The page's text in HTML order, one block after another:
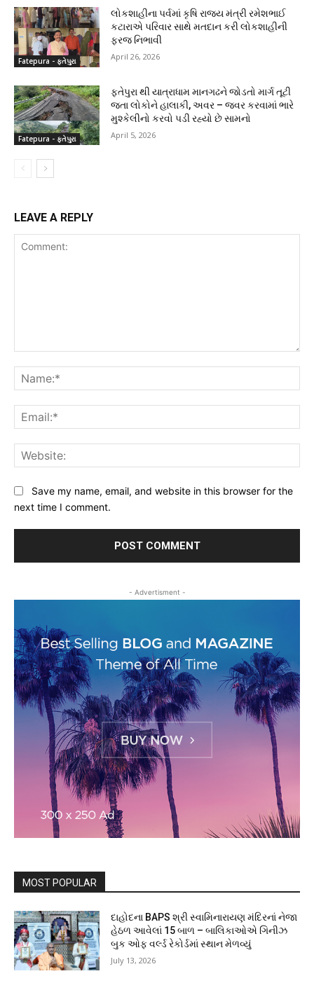
Fatepura - ફતેપુરા
લોકશાહીના પર્વમાં કૃષિ રાજ્ય મંત્રી રમેશભાઈ
કટારાએ પરિવાર સાથે મતદાન કરી લોકશાહીની
ફરજ નિભાવી
April 26, 2026
Fatepura - ફતેપુરા
ફતેપુરા થી યાત્રાધામ માનગઢને જોડતો માર્ગ તૂટી
જતા લોકોને હાલાકી, અવર – જવર કરવામાં ભારે
મુશ્કેલીનો કરવો પડી રહ્યો છે સામનો
April 5, 2026
LEAVE A REPLY
Save my name, email, and website in this browser for the
next time I comment.
- Advertisment -
MOST POPULAR
દાહોદના BAPS શ્રી સ્વામિનારાયણ મંદિરનાં નેજા
હેઠળ આવેલાં 15 બાળ – બાલિકાઓએ ગિનીઝ
બુક ઓફ વર્લ્ડ રેકોર્ડમાં સ્થાન મેળવ્યું
July 13, 2026